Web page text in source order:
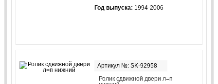
Год выпуска: 1994-2006
Артикул №: SK-92958
Ролик сдвижной двери л=п